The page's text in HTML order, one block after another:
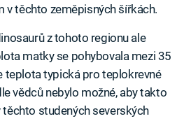
v těchto zeměpisných šířkách.
z tohoto regionu ale
matky se pohybovala mezi 35
teplota typická pro teplokrevné
vědců nebylo možné, aby takto
studených severských